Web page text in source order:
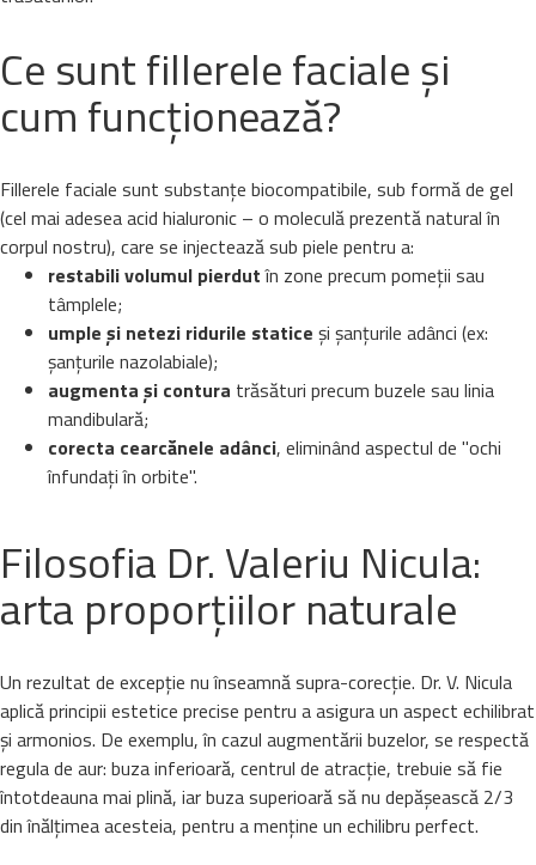
Ce sunt fillerele faciale și
cum funcționează?
Fillerele faciale sunt substanțe biocompatibile, sub formă de gel
(cel mai adesea acid hialuronic – o moleculă prezentă natural în
corpul nostru), care se injectează sub piele pentru a:
restabili volumul pierdutîn zone precum pomeții sau
tâmplele;
umple și netezi ridurile statice și șanțurile adânci (ex:
șanțurile nazolabiale);
augmenta și contura trăsături precum buzele sau linia
mandibulară;
corecta cearcănele adânci, eliminând aspectul de "ochi
înfundați în orbite".
Filosofia Dr. Valeriu Nicula:
arta proporțiilor naturale
Un rezultat de excepție nu înseamnă supra-corecție. Dr. V. Nicula
aplică principii estetice precise pentru a asigura un aspect echilibrat
și armonios. De exemplu, în cazul augmentării buzelor, se respectă
regula de aur: buza inferioară, centrul de atracție, trebuie să fie
întotdeauna mai plină, iar buza superioară să nu depășească 2/3
din înălțimea acesteia, pentru a menține un echilibru perfect.